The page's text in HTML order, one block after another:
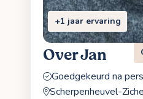
+1 jaar ervaring
Over Jan
Goedgekeurd na
Scherpenheuvel-